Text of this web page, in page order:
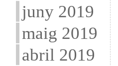
juny 2019
maig 2019
abril 2019